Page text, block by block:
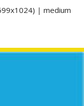
|medium